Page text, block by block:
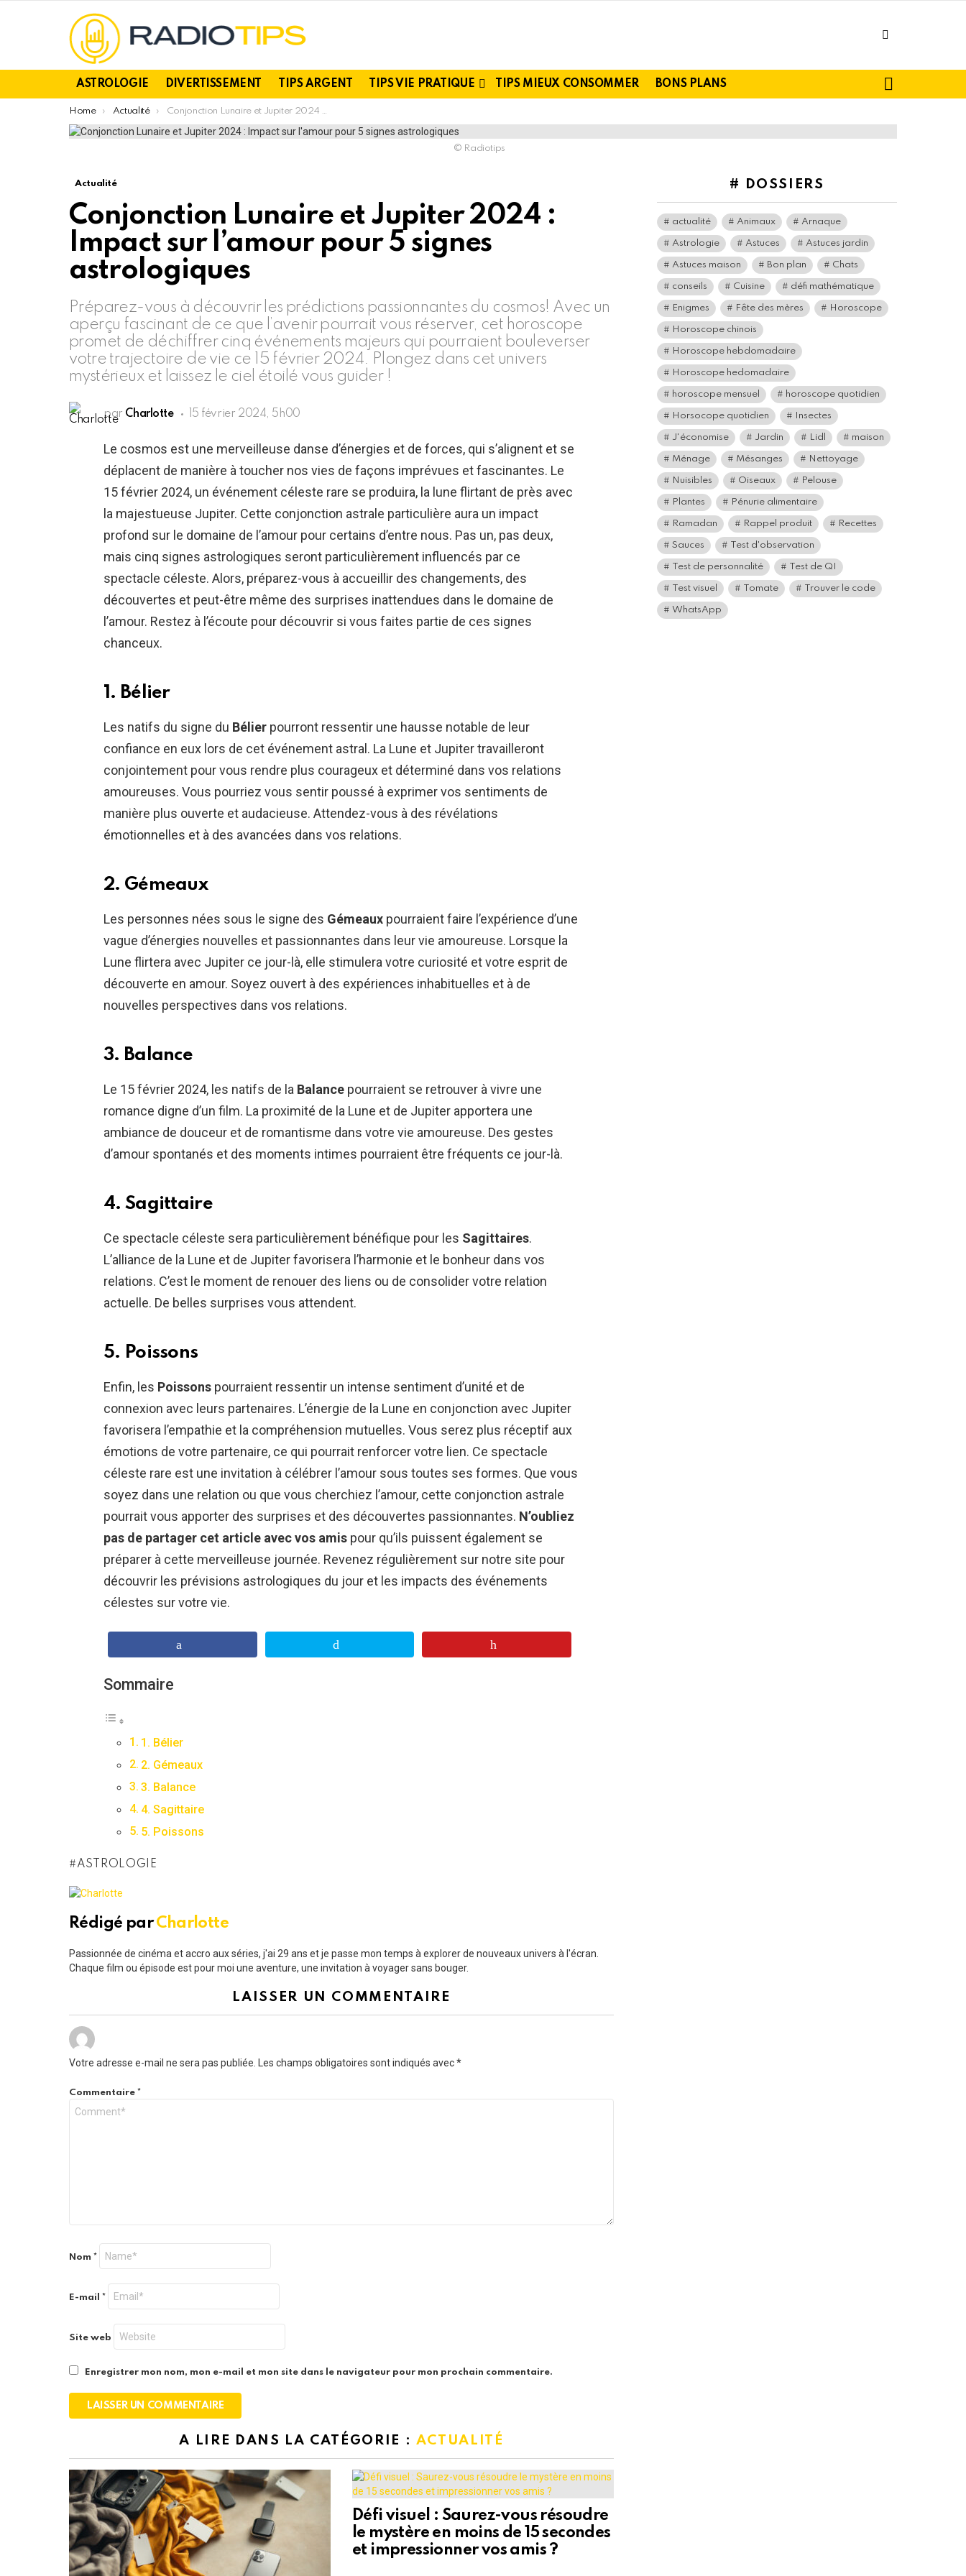
ASTROLOGIE DIVERTISSEMENT TIPS ARGENT TIPS VIE PRATIQUE TIPS MIEUX CONSOMMER BONS PLANS
You are here:
Home Actualité Conjonction Lunaire et Jupiter 2024 : Impact sur l’amour pour 5 signes astrologiques
© Radiotips
Actualité
Conjonction Lunaire et Jupiter 2024 :
Impact sur l’amour pour 5 signes
astrologiques
Préparez-vous à découvrir les prédictions passionnantes du cosmos! Avec un
aperçu fascinant de ce que l’avenir pourrait vous réserver, cet horoscope
promet de déchiffrer cinq événements majeurs qui pourraient bouleverser
votre trajectoire de vie ce 15 février 2024. Plongez dans cet univers
mystérieux et laissez le ciel étoilé vous guider !
par Charlotte 15 février 2024, 5h00
Le cosmos est une merveilleuse danse d’énergies et de forces, qui s’alignent et se
déplacent de manière à toucher nos vies de façons imprévues et fascinantes. Le
15 février 2024, un événement céleste rare se produira, la lune flirtant de près avec
la majestueuse Jupiter. Cette conjonction astrale particulière aura un impact
profond sur le domaine de l’amour pour certains d’entre nous. Pas un, pas deux,
mais cinq signes astrologiques seront particulièrement influencés par ce
spectacle céleste. Alors, préparez-vous à accueillir des changements, des
découvertes et peut-être même des surprises inattendues dans le domaine de
l’amour. Restez à l’écoute pour découvrir si vous faites partie de ces signes
chanceux.
1. Bélier
Les natifs du signe du Bélier pourront ressentir une hausse notable de leur
confiance en eux lors de cet événement astral. La Lune et Jupiter travailleront
conjointement pour vous rendre plus courageux et déterminé dans vos relations
amoureuses. Vous pourriez vous sentir poussé à exprimer vos sentiments de
manière plus ouverte et audacieuse. Attendez-vous à des révélations
émotionnelles et à des avancées dans vos relations.
2. Gémeaux
Les personnes nées sous le signe des Gémeaux pourraient faire l’expérience d’une
vague d’énergies nouvelles et passionnantes dans leur vie amoureuse. Lorsque la
Lune flirtera avec Jupiter ce jour-là, elle stimulera votre curiosité et votre esprit de
découverte en amour. Soyez ouvert à des expériences inhabituelles et à de
nouvelles perspectives dans vos relations.
3. Balance
Le 15 février 2024, les natifs de la Balance pourraient se retrouver à vivre une
romance digne d’un film. La proximité de la Lune et de Jupiter apportera une
ambiance de douceur et de romantisme dans votre vie amoureuse. Des gestes
d’amour spontanés et des moments intimes pourraient être fréquents ce jour-là.
4. Sagittaire
Ce spectacle céleste sera particulièrement bénéfique pour les Sagittaires.
L’alliance de la Lune et de Jupiter favorisera l’harmonie et le bonheur dans vos
relations. C’est le moment de renouer des liens ou de consolider votre relation
actuelle. De belles surprises vous attendent.
5. Poissons
Enfin, les Poissons pourraient ressentir un intense sentiment d’unité et de
connexion avec leurs partenaires. L’énergie de la Lune en conjonction avec Jupiter
favorisera l’empathie et la compréhension mutuelles. Vous serez plus réceptif aux
émotions de votre partenaire, ce qui pourrait renforcer votre lien. Ce spectacle
céleste rare est une invitation à célébrer l’amour sous toutes ses formes. Que vous
soyez dans une relation ou que vous cherchiez l’amour, cette conjonction astrale
pourrait vous apporter des surprises et des découvertes passionnantes. N’oubliez
pas de partager cet article avec vos amis pour qu’ils puissent également se
préparer à cette merveilleuse journée. Revenez régulièrement sur notre site pour
découvrir les prévisions astrologiques du jour et les impacts des événements
célestes sur votre vie.
Sommaire
1. Bélier
2. Gémeaux
3. Balance
4. Sagittaire
5. Poissons
ASTROLOGIE
Rédigé parCharlotte
Passionnée de cinéma et accro aux séries, j'ai 29 ans et je passe mon temps à explorer de nouveaux univers à l'écran.
Chaque film ou épisode est pour moi une aventure, une invitation à voyager sans bouger.
LAISSER UN COMMENTAIRE
Votre adresse e-mail ne sera pas publiée. Les champs obligatoires sont indiqués avec*
Commentaire *
Nom *
E-mail *
Site web
Enregistrer mon nom, mon e-mail et mon site dans le navigateur pour mon prochain commentaire.
A LIRE DANS LA CATÉGORIE : ACTUALITÉ
Défi visuel : Saurez-vous résoudre
le mystère en moins de 15 secondes
et impressionner vos amis ?
# DOSSIERS
actualité Animaux Arnaque
Astrologie Astuces Astuces jardin
Astuces maison Bon plan Chats
conseils Cuisine défi mathématique
Enigmes Fête des mères Horoscope
Horoscope chinois
Horoscope hebdomadaire
Horoscope hedomadaire
horoscope mensuel horoscope quotidien
Horsocope quotidien Insectes
J'économise Jardin Lidl maison
Ménage Mésanges Nettoyage
Nuisibles Oiseaux Pelouse
Plantes Pénurie alimentaire
Ramadan Rappel produit Recettes
Sauces Test d'observation
Test de personnalité Test de QI
Test visuel Tomate Trouver le code
WhatsApp